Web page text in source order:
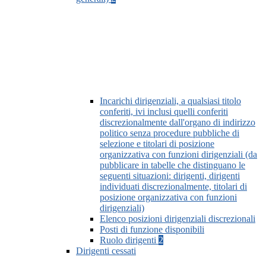
Incarichi dirigenziali, a qualsiasi titolo
conferiti, ivi inclusi quelli conferiti
discrezionalmente dall'organo di indirizzo
politico senza procedure pubbliche di
selezione e titolari di posizione
organizzativa con funzioni dirigenziali (da
pubblicare in tabelle che distinguano le
seguenti situazioni: dirigenti, dirigenti
individuati discrezionalmente, titolari di
posizione organizzativa con funzioni
dirigenziali)
Elenco posizioni dirigenziali discrezionali
Posti di funzione disponibili
Ruolo dirigenti 2
Dirigenti cessati